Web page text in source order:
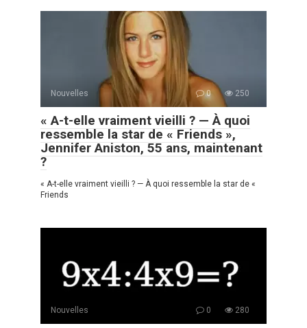
Nouvelles 0 250
« A-t-elle vraiment vieilli ? — À quoi
ressemble la star de « Friends »,
Jennifer Aniston, 55 ans, maintenant
?
« A-t-elle vraiment vieilli ? — À quoi ressemble la star de «
Friends
Nouvelles 0 280